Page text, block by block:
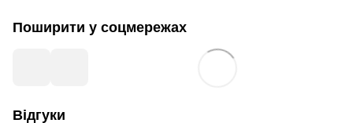
Поширити у соцмережах
Відгуки